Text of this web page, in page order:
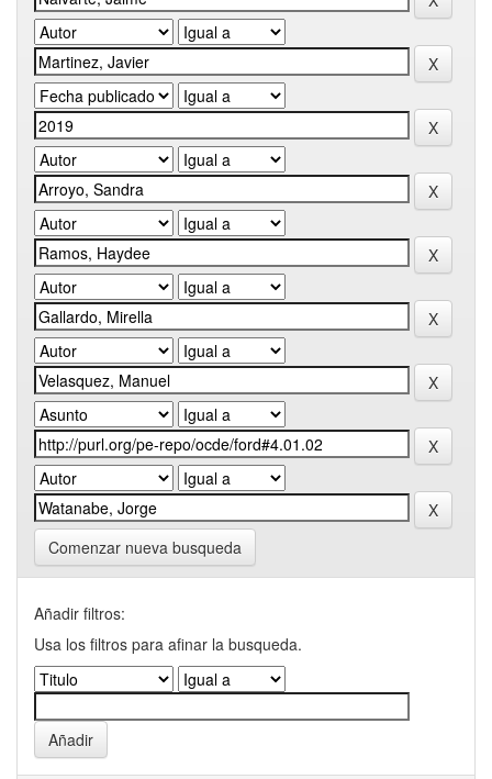
Comenzar nueva busqueda
Añadir filtros:
Usa los filtros para afinar la busqueda.